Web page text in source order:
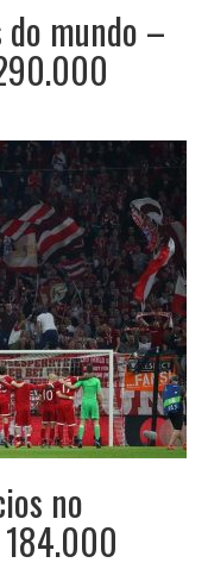
do mundo –
no